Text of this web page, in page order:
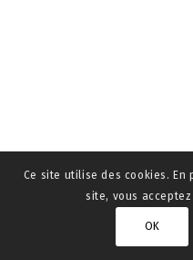
Ce site utilise des cookies.
site, vous
OK